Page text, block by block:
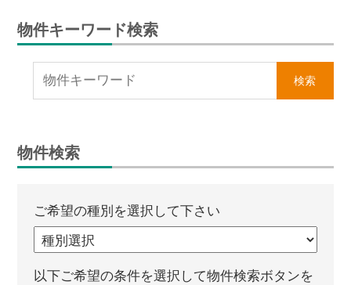
物件キーワード検索
物件検索
ご希望の種別を選択して下さい
以下ご希望の条件を選択して物件検索ボタンを